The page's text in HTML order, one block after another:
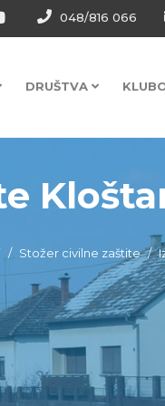
048/816 066
DRUŠTVA
Stožer civilne zaštite